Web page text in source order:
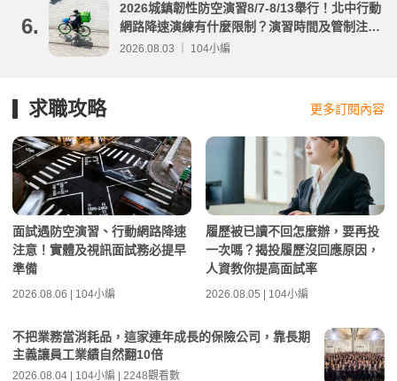
6.
2026城鎮韌性防空演習8/7-8/13舉行！北中行動
網路降速演練有什麼限制？演習時間及管制注意
事項整理
2026.08.03 ｜ 104小編
求職攻略 更多訂閱內容
面試遇防空演習、行動網路降速
注意！實體及視訊面試務必提早
準備
2026.08.06 | 104小編
履歷被已讀不回怎麼辦，要再投
一次嗎？揭投履歷沒回應原因，
人資教你提高面試率
2026.08.05 | 104小編
不把業務當消耗品，這家連年成長的保險公司，靠長期
主義讓員工業績自然翻10倍
2026.08.04 | 104小編 | 2248觀看數